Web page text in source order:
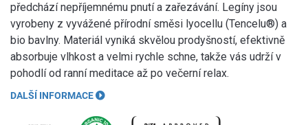
předchází nepříjemnému pnutí a zařezávání. Legíny jsou
vyrobeny z vyvážené přírodní směsi lyocellu (Tencelu®) a
bio bavlny. Materiál vyniká skvělou prodyšností, efektivně
absorbuje vlhkost a velmi rychle schne, takže vás udrží v
pohodlí od ranní meditace až po večerní relax.
DALŠÍ INFORMACE